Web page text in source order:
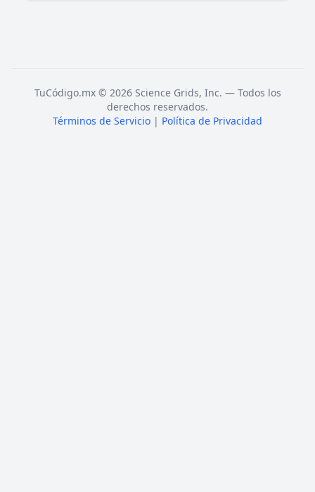
TuCódigo.mx © 2026 Science Grids, Inc. — Todos los
derechos reservados.
Términos de Servicio | Política de Privacidad